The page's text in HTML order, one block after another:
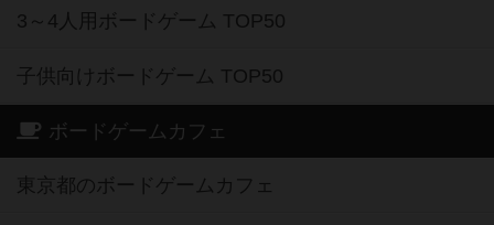
3～4人用ボードゲーム TOP50
子供向けボードゲーム TOP50
ボードゲームカフェ
東京都のボードゲームカフェ